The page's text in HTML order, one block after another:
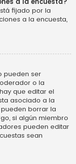
fijado por la
a la encuesta,
pueden ser
o la
que editar el
asociado a la
borrar la
si algún miembro
pueden editar
sean